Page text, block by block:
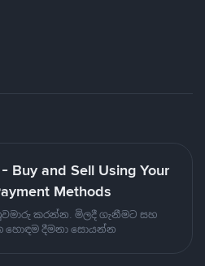
Buy and Sell Using Your
Methods
හුවමාරු කරන්න. මිලදී ගැනීමට සහ
දීමනා සොයන්න